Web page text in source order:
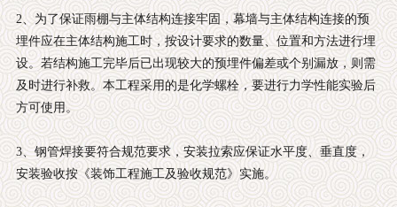
2、为了保证雨棚与主体结构连接牢固，幕墙与主体结构连接的预
埋件应在主体结构施工时，按设计要求的数量、位置和方法进行埋
设。若结构施工完毕后已出现较大的预埋件偏差或个别漏放，则需
及时进行补救。本工程采用的是化学螺栓，要进行力学性能实验后
方可使用。
3、钢管焊接要符合规范要求，安装拉索应保证水平度、垂直度，
安装验收按《装饰工程施工及验收规范》实施。